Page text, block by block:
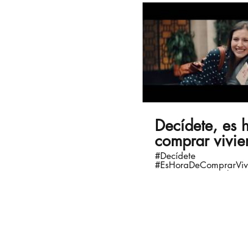
Decídete, es
comprar
#Decídete
Tenemos: °Tasas de